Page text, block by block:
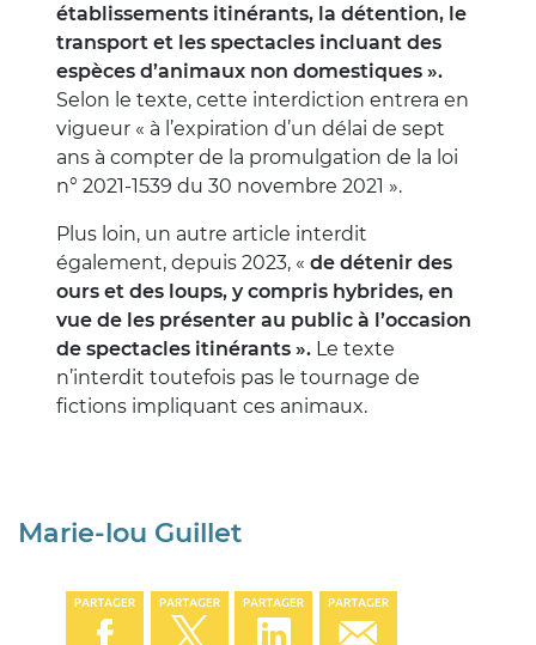
établissements itinérants, la détention, le
transport et les spectacles incluant des
espèces d’animaux non domestiques ».
Selon le texte, cette interdiction entrera en
vigueur « à l’expiration d’un délai de sept
ans à compter de la promulgation de la loi
n° 2021-1539 du 30 novembre 2021 ».
Plus loin, un autre article interdit
également, depuis 2023, « de détenir des
ours et des loups, y compris hybrides, en
vue de les présenter au public à l’occasion
de spectacles itinérants ». Le texte
n’interdit toutefois pas le tournage de
fictions impliquant ces animaux.
Marie-lou Guillet